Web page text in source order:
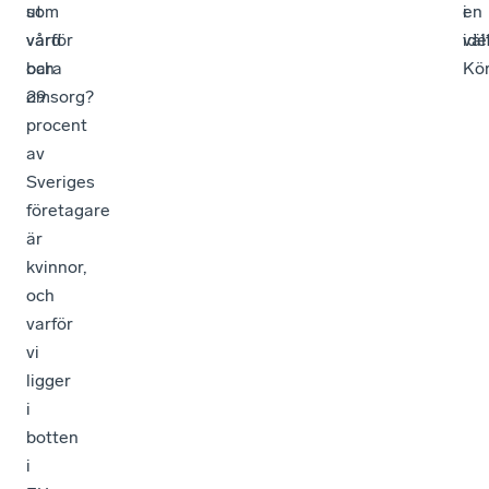
ut
varför
bara
29
procent
av
Sveriges
företagare
är
kvinnor,
och
varför
vi
ligger
i
botten
i
som
vård
och
omsorg?
ien